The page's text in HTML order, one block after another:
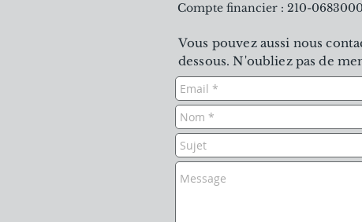
Compte financier : 210-
Vous pouvez aussi nous
dessous. N'oubliez pas de